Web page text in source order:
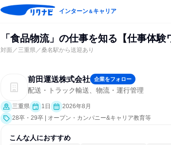
インターン＆キャリア
「食品物流」の仕事を知る【仕事体験
対面／三重県／桑名駅から送迎あり
前田運送株式会社 企業をフォロー
配送・トラック輸送、物流・運行管理
三重県 1日
2026年8月
28卒・29卒 | オープン・カンパニー&キャリア教育等
こんな人におすすめ